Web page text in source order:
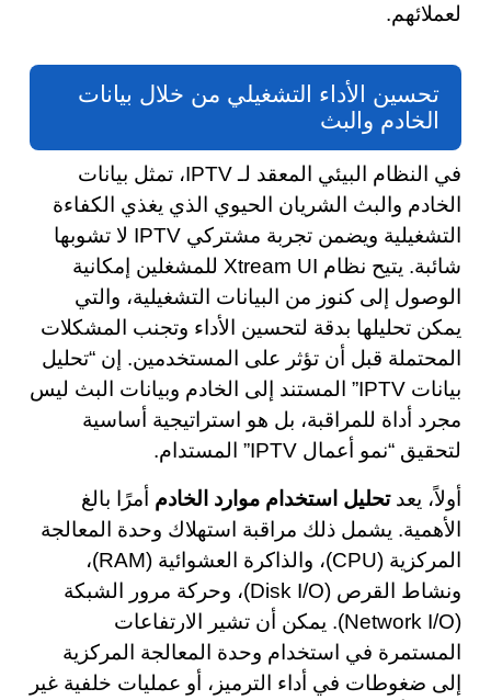
لعملائهم.
تحسين الأداء التشغيلي من خلال بيانات
الخادم والبث
في النظام البيئي المعقد لـ IPTV، تمثل بيانات
الخادم والبث الشريان الحيوي الذي يغذي الكفاءة
التشغيلية ويضمن تجربة مشتركي IPTV لا تشوبها
شائبة. يتيح نظام Xtream UI للمشغلين إمكانية
الوصول إلى كنوز من البيانات التشغيلية، والتي
يمكن تحليلها بدقة لتحسين الأداء وتجنب المشكلات
المحتملة قبل أن تؤثر على المستخدمين. إن “تحليل
بيانات IPTV” المستند إلى الخادم وبيانات البث ليس
مجرد أداة للمراقبة، بل هو استراتيجية أساسية
لتحقيق “نمو أعمال IPTV” المستدام.
أولاً، يعدتحليل استخدام موارد الخادم أمرًا بالغ
الأهمية. يشمل ذلك مراقبة استهلاك وحدة المعالجة
المركزية (CPU)، والذاكرة العشوائية (RAM)،
ونشاط القرص (Disk I/O)، وحركة مرور الشبكة
(Network I/O). يمكن أن تشير الارتفاعات
المستمرة في استخدام وحدة المعالجة المركزية
إلى ضغوطات في أداء الترميز، أو عمليات خلفية غير